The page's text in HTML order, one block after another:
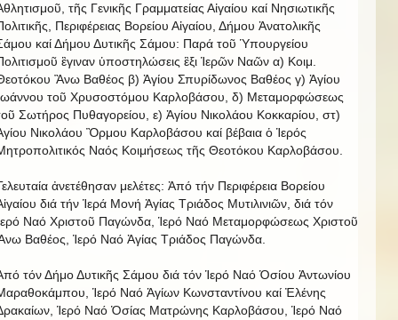
τῆς Γενικῆς Γραμματείας Αἰγαίου καί Νησιωτικῆς
Περιφέρειας Βορείου Αἰγαίου, Δήμου Ἀνατολικῆς
καί Δήμου Δυτικῆς Σάμου: Παρά τοῦ Ὑπουργείου
ἒγιναν ὑποστηλώσεις ἒξι Ἱερῶν Ναῶν α) Κοιμ.
Ἂνω Βαθέος β) Ἁγίου Σπυρίδωνος Βαθέος γ) Ἁγίου
τοῦ Χρυσοστόμου Καρλοβάσου, δ) Μεταμορφώσεως
Σωτήρος Πυθαγορείου, ε) Ἁγίου Νικολάου Κοκκαρίου, στ)
Νικολάου Ὂρμου Καρλοβάσου καί βέβαια ὁ Ἱερός
Ναός Κοιμήσεως τῆς Θεοτόκου Καρλοβάσου.
ἀνετέθησαν μελέτες: Ἀπό τήν Περιφέρεια Βορείου
διά τήν Ἱερά Μονή Ἁγίας Τριάδος Μυτιλινιῶν, διά τόν
Ναό Χριστοῦ Παγώνδα, Ἱερό Ναό Μεταμορφώσεως Χριστοῦ
Βαθέος, Ἱερό Ναό Ἁγίας Τριάδος Παγώνδα.
τόν Δήμο Δυτικῆς Σάμου διά τόν Ἱερό Ναό Ὁσίου Ἀντωνίου
Ἱερό Ναό Ἁγίων Κωνσταντίνου καί Ἐλένης
Ἱερό Ναό Ὁσίας Ματρώνης Καρλοβάσου, Ἱερό Ναό